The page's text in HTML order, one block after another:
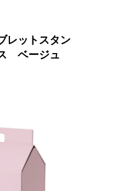
レットスタン
ベージュ